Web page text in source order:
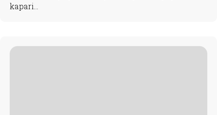
kapari...